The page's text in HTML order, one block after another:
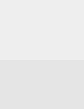
mục đích thưởng